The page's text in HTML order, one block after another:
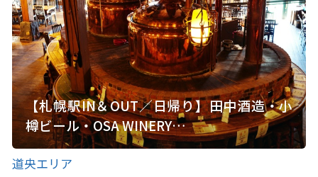
【札幌駅IN＆OUT／日帰り】田中酒造・小
樽ビール・OSA WINERY…
道央エリア